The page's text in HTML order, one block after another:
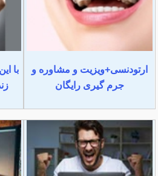
ارتودنسی+ویزیت و مشاوره و
جرم گیری رایگان
با